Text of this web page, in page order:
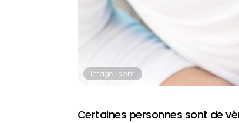
Image : spm
Certaines personnes sont de